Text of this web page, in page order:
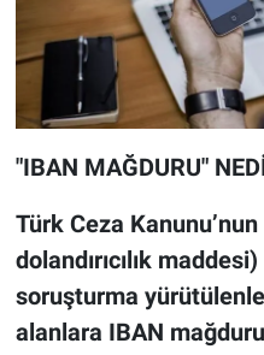
"IBAN MAĞDURU"
Türk Ceza
dolandırıcılık
soruşturma
alanlara IBAN